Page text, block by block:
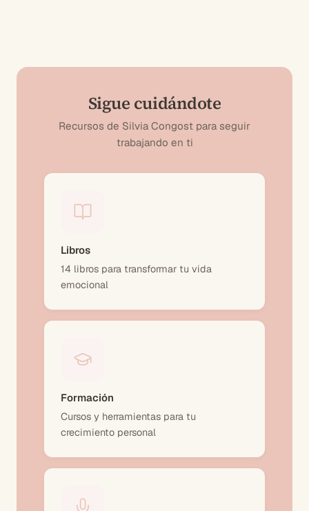
Sigue cuidándote
Recursos de Silvia Congost para seguir
trabajando en ti
Libros
14 libros para transformar tu vida
emocional
Formación
Cursos y herramientas para tu
crecimiento personal